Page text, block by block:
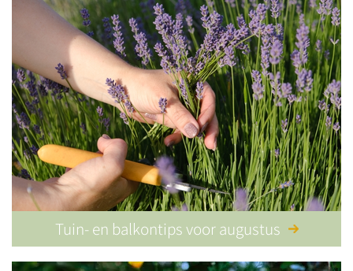
Tuin- en balkontips voor augustus